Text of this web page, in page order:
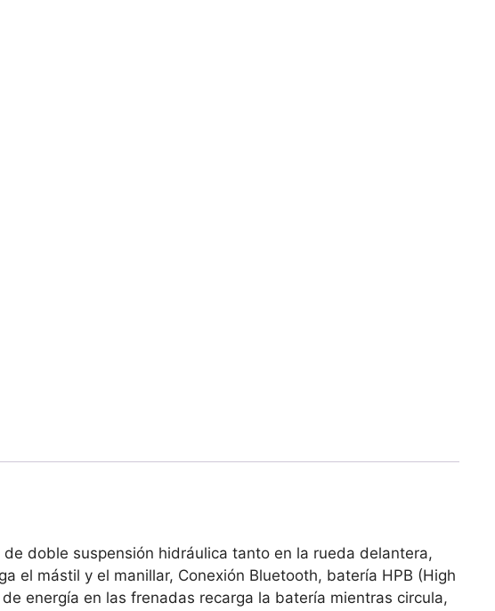
doble suspensión hidráulica tanto en la rueda delantera,
el mástil y el manillar, Conexión Bluetooth, batería HPB (High
energía en las frenadas recarga la batería mientras circula,